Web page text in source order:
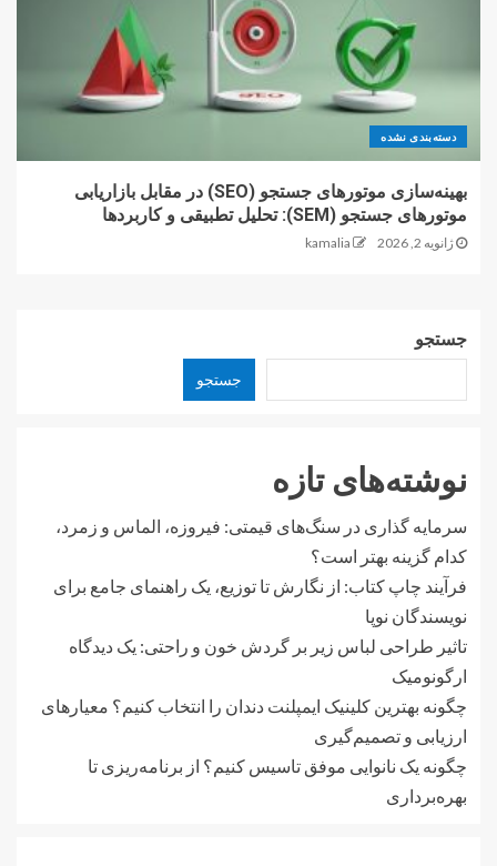
دسته‌بندی نشده
بهینه‌سازی موتورهای جستجو (SEO) در مقابل بازاریابی
موتورهای جستجو (SEM): تحلیل تطبیقی و کاربردها
ژانویه 2, 2026 kamalia
جستجو
جستجو
نوشته‌های تازه
سرمایه گذاری در سنگ‌های قیمتی: فیروزه، الماس و زمرد،
کدام گزینه بهتر است؟
فرآیند چاپ کتاب: از نگارش تا توزیع، یک راهنمای جامع برای
نویسندگان نوپا
تاثیر طراحی لباس زیر بر گردش خون و راحتی: یک دیدگاه
ارگونومیک
چگونه بهترین کلینیک ایمپلنت دندان را انتخاب کنیم؟ معیارهای
ارزیابی و تصمیم‌گیری
چگونه یک نانوایی موفق تاسیس کنیم؟ از برنامه‌ریزی تا
بهره‌برداری